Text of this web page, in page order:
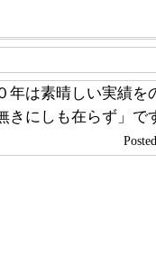
は素晴しい実績を
きにしも在らず」で